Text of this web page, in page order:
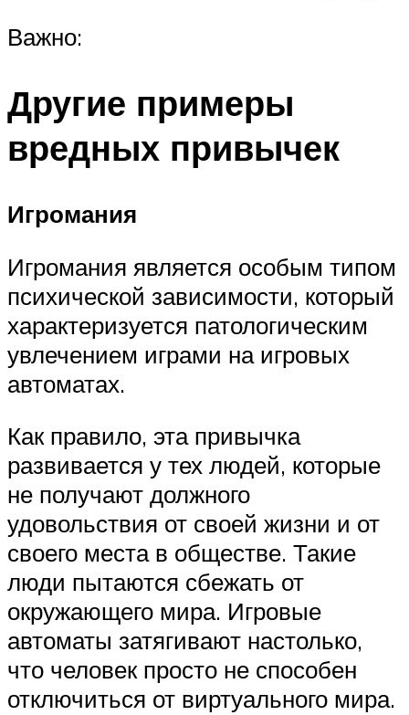
Важно:
Другие примеры
вредных привычек
Игромания
Игромания является особым типом
психической зависимости, который
характеризуется патологическим
увлечением играми на игровых
автоматах.
Как правило, эта привычка
развивается у тех людей, которые
не получают должного
удовольствия от своей жизни и от
своего места в обществе. Такие
люди пытаются сбежать от
окружающего мира. Игровые
автоматы затягивают настолько,
что человек просто не способен
отключиться от виртуального мира.